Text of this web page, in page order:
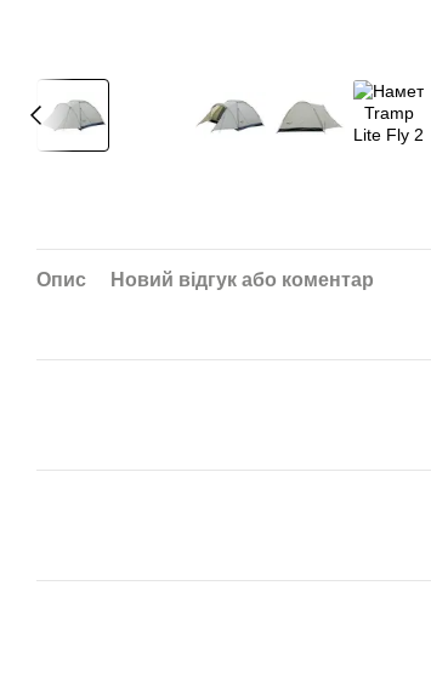
Опис Новий відгук або коментар